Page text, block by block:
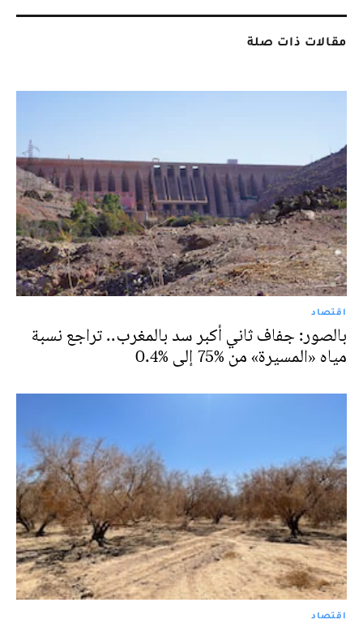
مقالات ذات صلة
اقتصاد
بالصور: جفاف ثاني أكبر سد بالمغرب.. تراجع نسبة
مياه «المسيرة» من %75 إلى %0.4
اقتصاد